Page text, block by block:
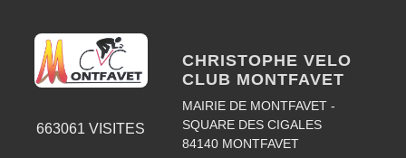
663061 VISITES
CHRISTOPHE VELO
CLUB MONTFAVET
MAIRIE DE MONTFAVET -
SQUARE DES CIGALES
84140 MONTFAVET